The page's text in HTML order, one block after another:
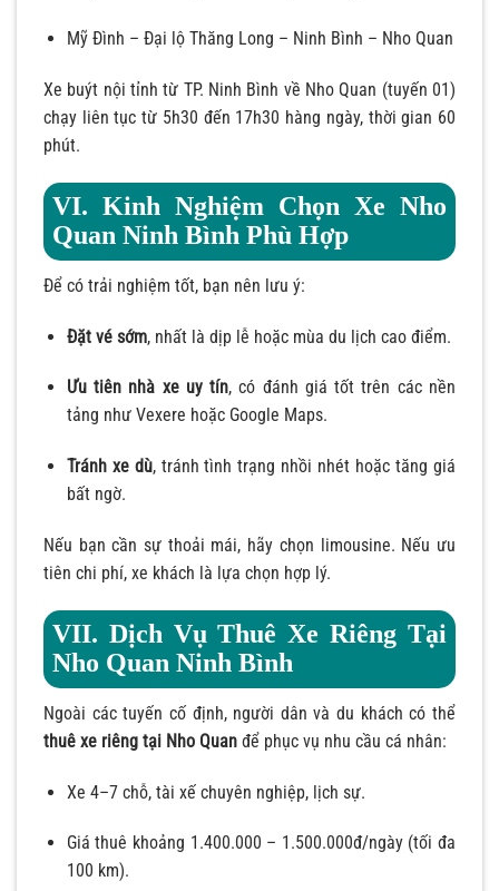
Mỹ Đình – Đại lộ Thăng Long – Ninh Bình – Nho Quan
Xe buýt nội tỉnh từ TP. Ninh Bình về Nho Quan (tuyến 01)
chạy liên tục từ 5h30 đến 17h30 hàng ngày, thời gian 60
phút.
VI. Kinh Nghiệm Chọn Xe Nho
Quan Ninh Bình Phù Hợp
Để có trải nghiệm tốt, bạn nên lưu ý:
Đặt vé sớm, nhất là dịp lễ hoặc mùa du lịch cao điểm.
Ưu tiên nhà xe uy tín, có đánh giá tốt trên các nền
tảng như Vexere hoặc Google Maps.
Tránh xe dù, tránh tình trạng nhồi nhét hoặc tăng giá
bất ngờ.
Nếu bạn cần sự thoải mái, hãy chọn limousine. Nếu ưu
tiên chi phí, xe khách là lựa chọn hợp lý.
VII. Dịch Vụ Thuê Xe Riêng Tại
Nho Quan Ninh Bình
Ngoài các tuyến cố định, người dân và du khách có thể
thuê xe riêng tại Nho Quan để phục vụ nhu cầu cá nhân:
Xe 4–7 chỗ, tài xế chuyên nghiệp, lịch sự.
Giá thuê khoảng 1.400.000 – 1.500.000đ/ngày (tối đa
100 km).